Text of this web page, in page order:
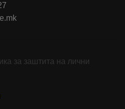
за заштита на лични